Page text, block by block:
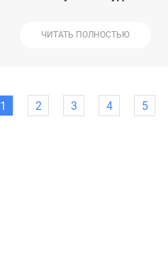
ЧИТАТЬ ПОЛНОСТЬЮ
1 2 3 4 5